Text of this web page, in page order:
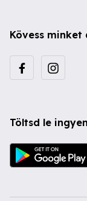
Kövess
Töltsd le